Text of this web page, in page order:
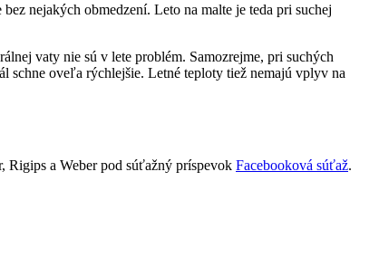
nejakých obmedzení. Leto na malte je teda pri suchej
vaty nie sú v lete problém. Samozrejme, pri suchých
schne oveľa rýchlejšie. Letné teploty tiež nemajú vplyv na
Rigips a Weber pod súťažný príspevok Facebooková súťaž.